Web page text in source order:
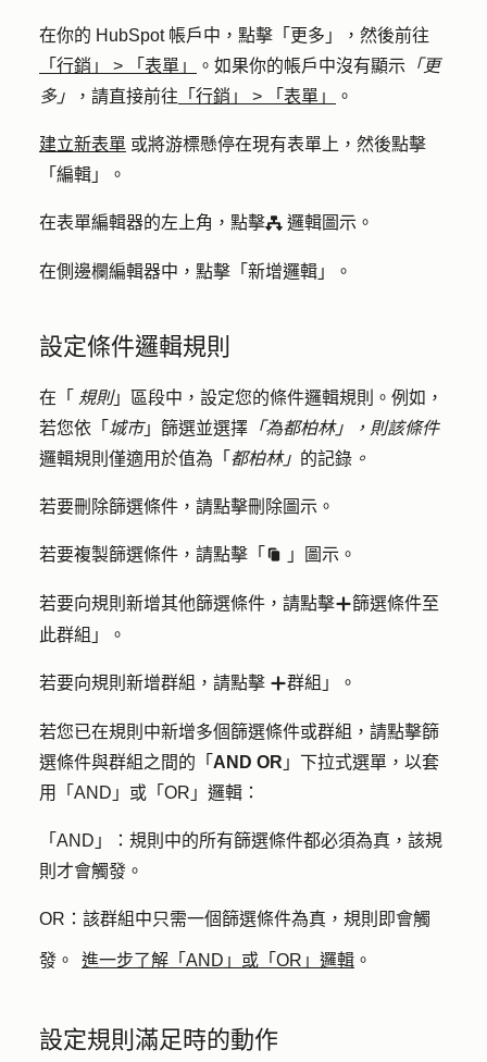
在你的 HubSpot 帳戶中，點擊 「更多」
，然後前往
「行銷」
> 「表單」 。如果你的帳戶中沒有顯示 「更
多」
，請直接前往 「行銷」 > 「表單」 。
建立新表單 或將游標懸停在現有表單上，然後點擊
「 編輯」。
在表單編輯器的左上角，點擊workflows 邏輯圖示 。
在側邊欄編輯器中，點擊「 新增邏輯 」。
設定條件邏輯規則
在「 規則」區段中，設定您的條件邏輯規則。例如，
若您依「 城市」篩選並選擇 「為都柏林」，則該條件
邏輯規則僅適用於值為「 都柏林」 的記錄 。
若要刪除篩選條件，請點擊刪除圖示 。
若要複製篩選條件，請點擊「 duplicate 」 圖示 。
若要向規則新增其他篩選條件，請點擊add篩選條件至
此群組 」。
若要向規則新增群組，請點擊 add群組」。
若您已在規則中新增多個篩選條件或群組，請點擊篩
選條件與群組之間的「 AND OR 」下拉式選單，以套
用
「AND 」或 「OR 」邏輯：
「AND 」：規則中的所有篩選條件都必須為真，該規
則才會觸發。
OR ：該群組中只需一個篩選條件為真，規則即會觸
發。 進一步了解「AND」或「OR」邏輯 。
設定規則滿足時的動作